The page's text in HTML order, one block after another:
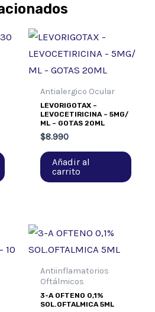
Antialergico Ocular
LEVORIGOTAX –
LEVOCETIRICINA – 5MG/
ML – GOTAS 20ML
$8.990
Añadir al
carrito
Antiinflamatorios
Oftálmicos
3-A OFTENO 0,1%
SOL.OFTALMICA 5ML